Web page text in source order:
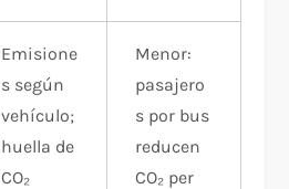
Emisione
s según
vehículo;
huella de
CO₂
Menor:
pasajero
s por bus
reducen
CO₂ per